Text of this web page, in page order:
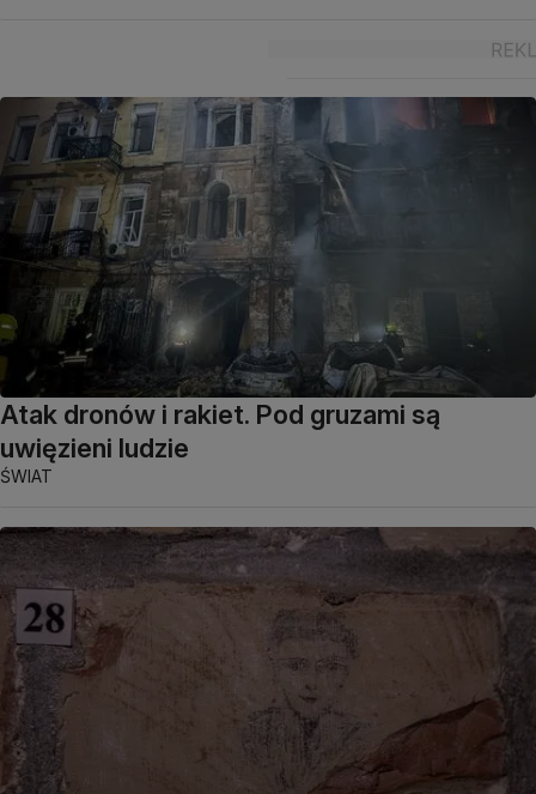
Atak dronów i rakiet. Pod gruzami są
uwięzieni ludzie
ŚWIAT